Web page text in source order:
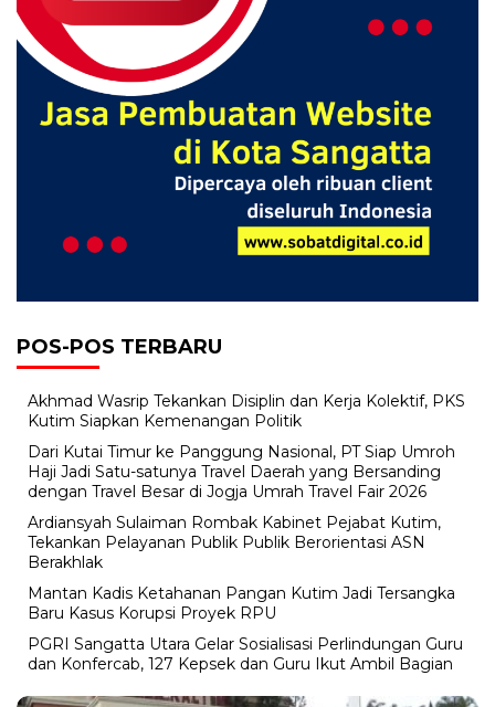
POS-POS TERBARU
Akhmad Wasrip Tekankan Disiplin dan Kerja Kolektif, PKS
Kutim Siapkan Kemenangan Politik
Dari Kutai Timur ke Panggung Nasional, PT Siap Umroh
Haji Jadi Satu-satunya Travel Daerah yang Bersanding
dengan Travel Besar di Jogja Umrah Travel Fair 2026
Ardiansyah Sulaiman Rombak Kabinet Pejabat Kutim,
Tekankan Pelayanan Publik Publik Berorientasi ASN
Berakhlak
Mantan Kadis Ketahanan Pangan Kutim Jadi Tersangka
Baru Kasus Korupsi Proyek RPU
PGRI Sangatta Utara Gelar Sosialisasi Perlindungan Guru
dan Konfercab, 127 Kepsek dan Guru Ikut Ambil Bagian